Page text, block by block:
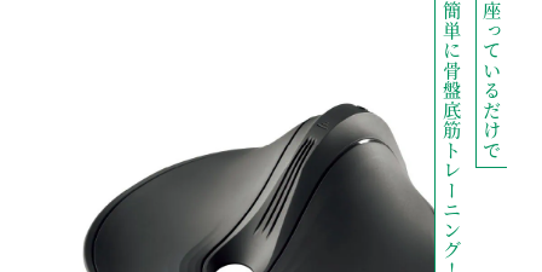
座っているだけで
簡単に骨盤底筋トレーニング！